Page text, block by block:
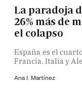
La paradoja
26% más de
el colapso
España es el
Francia, Italia y
Ana I. Martínez